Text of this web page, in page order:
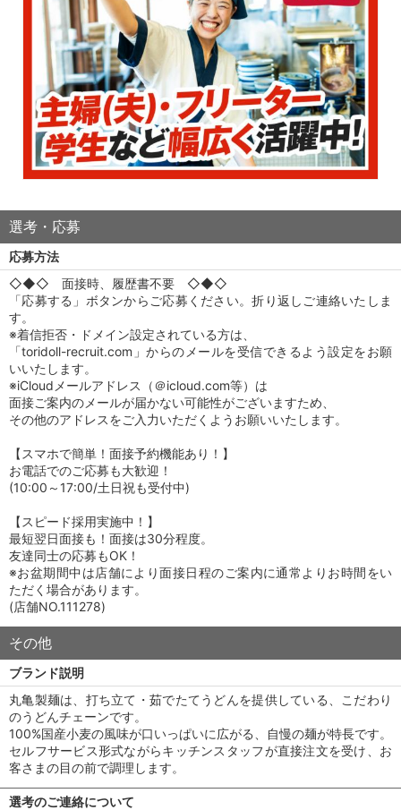
選考・応募
応募方法
◇◆◇ 面接時、履歴書不要 ◇◆◇
「応募する」ボタンからご応募ください。折り返しご連絡いたしま
す。
※着信拒否・ドメイン設定されている方は、
「toridoll-recruit.com」からのメールを受信できるよう設定をお願
いいたします。
※iCloudメールアドレス（＠icloud.com等）は
面接ご案内のメールが届かない可能性がございますため、
その他のアドレスをご入力いただくようお願いいたします。
【スマホで簡単！面接予約機能あり！】
お電話でのご応募も大歓迎！
(10:00～17:00/土日祝も受付中)
【スピード採用実施中！】
最短翌日面接も！面接は30分程度。
友達同士の応募もOK！
※お盆期間中は店舗により面接日程のご案内に通常よりお時間をい
ただく場合があります。
(店舗NO.111278)
その他
ブランド説明
丸亀製麺は、打ち立て・茹でたてうどんを提供している、こだわり
のうどんチェーンです。
100%国産小麦の風味が口いっぱいに広がる、自慢の麺が特長です。
セルフサービス形式ながらキッチンスタッフが直接注文を受け、お
客さまの目の前で調理します。
選考のご連絡について